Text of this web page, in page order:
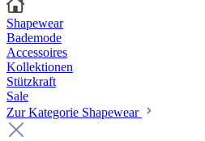
Shapewear
Bademode
Accessoires
Kollektionen
Stützkraft
Sale
Zur Kategorie Shapewear